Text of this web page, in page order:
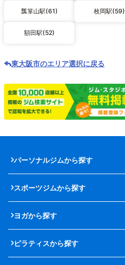
瓢箪山駅(61) 枚岡駅(59)
額田駅(52)
東大阪市のエリア選択に戻る
パーソナルジムから探す
スポーツジムから探す
ヨガから探す
ピラティスから探す